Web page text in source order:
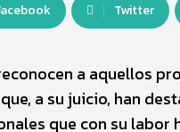
Twitter
a aquellos
a su juicio, han
que con su labor